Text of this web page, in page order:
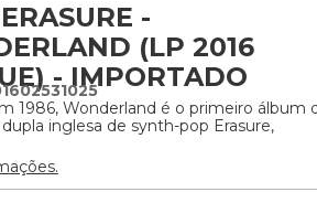
-
(LP 2016
- IMPORTADO
1986, Wonderland é o primeiro álbum
inglesa de synth-pop Erasure,